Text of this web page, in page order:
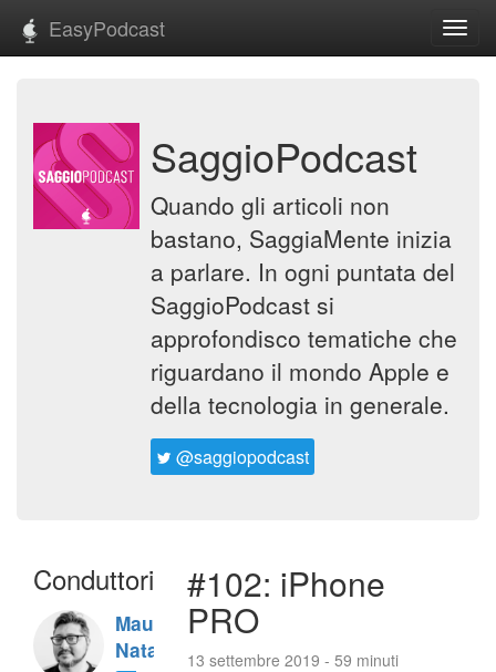
EasyPodcast
SaggioPodcast
Quando gli articoli non
bastano, SaggiaMente inizia
a parlare. In ogni puntata del
SaggioPodcast si
approfondisco tematiche che
riguardano il mondo Apple e
della tecnologia in generale.
@saggiopodcast
Conduttori
Maurizio
Natali
#102: iPhone
PRO
13 settembre 2019 - 59 minuti